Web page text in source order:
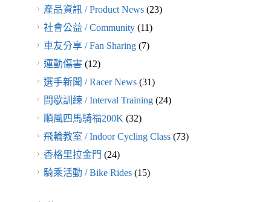
產品資訊 / Product News(23)
社會公益 / Community(11)
車友分享 / Fan Sharing(7)
運動傷害(12)
選手新聞 / Racer News(31)
間歇訓練 / Interval Training(24)
順風四馬騎福200K (32)
飛輪教室 / Indoor Cycling Class(73)
香格里拉金門 (24)
騎乘活動 / Bike Rides(15)